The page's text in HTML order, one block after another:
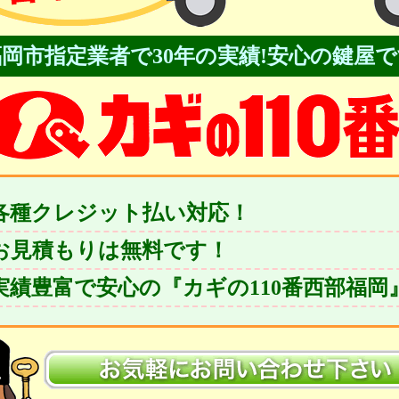
市指定業者で30年の実績!安心の鍵屋
種クレジット払い対応！
見積もりは無料です！
績豊富で安心の『カギの110番西部福岡